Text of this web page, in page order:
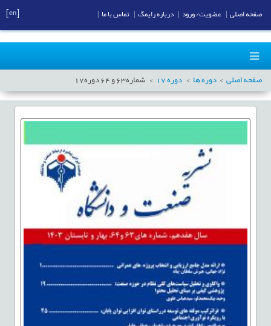
صفحه اصلی دوره ها دوره17 شماره63و64دوره17
صفحه اصلی عضویت/ ورود درباره رایمگ تماس با ما